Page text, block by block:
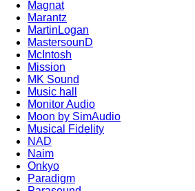
Magnat
Marantz
MartinLogan
MastersounD
McIntosh
Mission
MK Sound
Music hall
Monitor Audio
Moon by SimAudio
Musical Fidelity
NAD
Naim
Onkyo
Paradigm